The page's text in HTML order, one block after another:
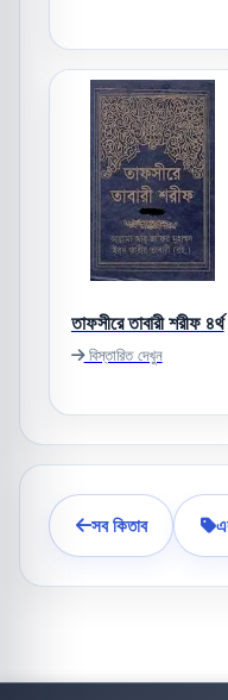
তাফসীরে তাবারী শরীফ ৪র্থ
বিস্তারিত দেখুন
সব কিতাব